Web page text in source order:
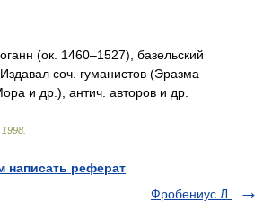
(ок. 1460–1527), базельский
соч. гуманистов (Эразма
и др.), антич. авторов и др.
1998
написать реферат
Фробениус Л.